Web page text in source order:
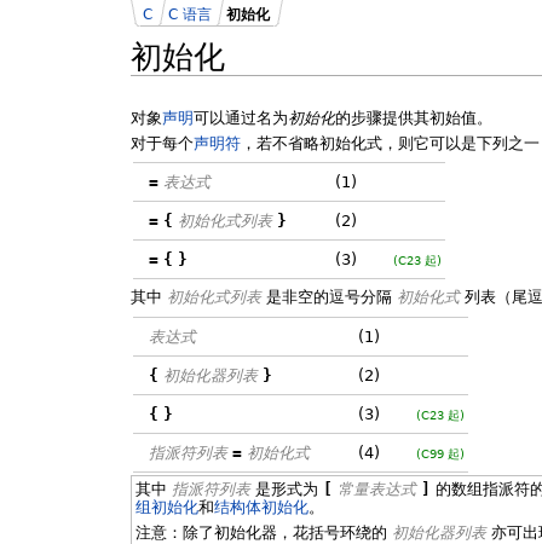
初始化
C C 语言 初始化
对象声明可以通过名为初始化的步骤提供其初始值。
对于每个声明符 ，若不省略初始化式，则它可以是下列之
= 表达式 (1)
= { 初始化式列表 } (2)
= { } (3) (C23 起)
其中 初始化式列表是非空的逗号分隔 初始化式列表（尾
表达式 (1)
{ 初始化器列表 } (2)
{ } (3) (C23 起)
指派符列表 = 初始化式 (4) (C99 起)
其中 指派符列表是形式为 常量表达式
的数组指派符
组初始化和结构体初始化。
注意：除了初始化器，花括号环绕的 初始化器列表亦可出